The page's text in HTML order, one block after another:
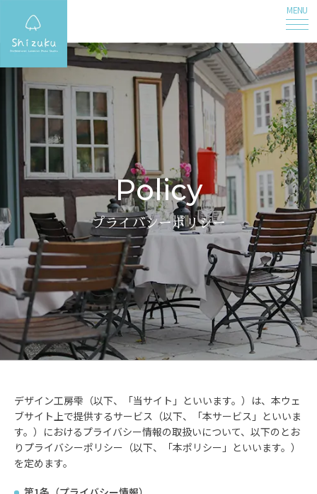
MENU
Policy
プライバシーポリシー
デザイン工房雫（以下、「当サイト」といいます。）は、本ウェ
ブサイト上で提供するサービス（以下、「本サービス」といいま
す。）におけるプライバシー情報の取扱いについて、以下のとお
りプライバシーポリシー（以下、「本ポリシー」といいます。）
を定めます。